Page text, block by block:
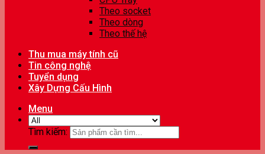
Theo socket
Theo dòng
Theo thế hệ
Thu mua máy tính cũ
Tin công nghệ
Tuyển dụng
Xây Dựng Cấu Hình
Menu
Tìm kiếm: